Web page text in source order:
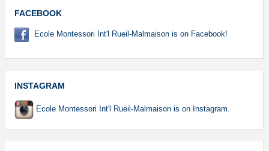
FACEBOOK
Ecole Montessori Int'l Rueil-Malmaison is on Facebook!
INSTAGRAM
Ecole Montessori Int'l Rueil-Malmaison is on Instagram.